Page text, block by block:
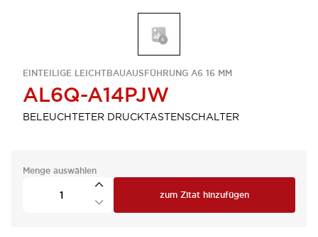
EINTEILIGE LEICHTBAUAUSFÜHRUNG A6 16 MM
AL6Q-A14PJW
BELEUCHTETER DRUCKTASTENSCHALTER
Menge auswählen
zum Zitat hinzufügen